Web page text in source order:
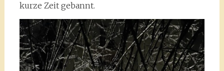
kurze Zeit gebannt.